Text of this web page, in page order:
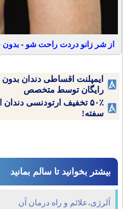
از شر زانو دردت راحت شو -
ایمپلنت اقساطی دندان
رایگان توسط متخصص
۵۰٪ تخفیف ارتودنسی
سفته!
بیشتر بخوانید تا سالم بمانید
آلرژی،علائم و راه درمان آن